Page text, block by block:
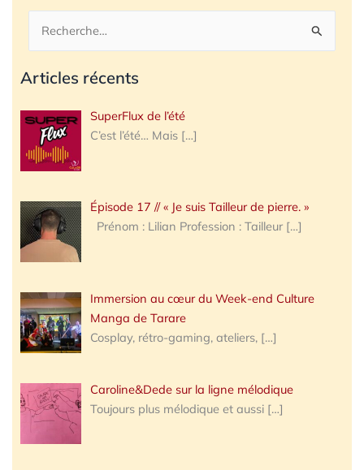
Rechercher :
Articles récents
SuperFlux de l’été
C’est l’été… Mais […]
Épisode 17 // « Je suis Tailleur de pierre. »
Prénom : Lilian Profession : Tailleur […]
Immersion au cœur du Week-end Culture
Manga de Tarare
Cosplay, rétro-gaming, ateliers, […]
Caroline&Dede sur la ligne mélodique
Toujours plus mélodique et aussi […]